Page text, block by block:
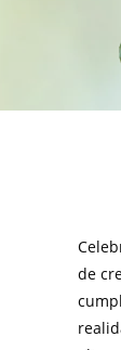
de